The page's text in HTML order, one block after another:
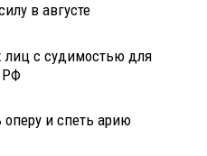
в августе
лиц с судимостью для
РФ
и спеть арию